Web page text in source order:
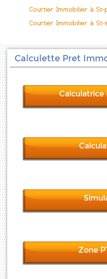
Courtier Immobilier à
Courtier Immobilier à St-
Calculette Pret
Zone